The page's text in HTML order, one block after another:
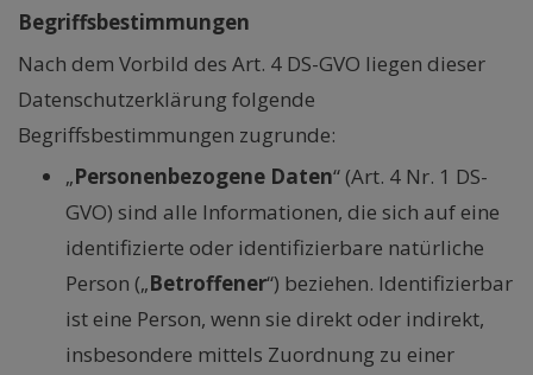
Begriffsbestimmungen
Nach dem Vorbild des Art. 4 DS-GVO liegen dieser
Datenschutzerklärung folgende
Begriffsbestimmungen zugrunde:
„Personenbezogene Daten“ (Art. 4 Nr. 1 DS-
GVO) sind alle Informationen, die sich auf eine
identifizierte oder identifizierbare natürliche
Person („Betroffener“) beziehen. Identifizierbar
ist eine Person, wenn sie direkt oder indirekt,
insbesondere mittels Zuordnung zu einer